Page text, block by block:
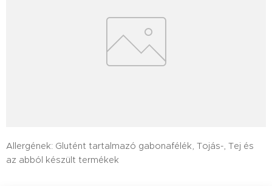
Allergének: Glutént tartalmazó gabonafélék, Tojás-, Tej és
az abból készült termékek